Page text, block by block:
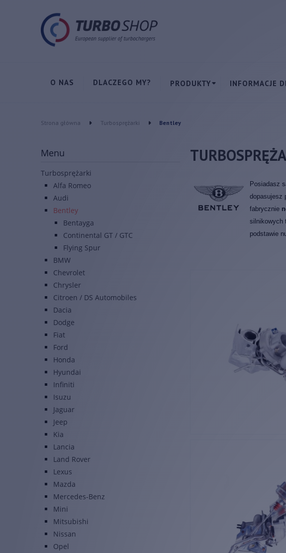
O NAS DLACZEGO MY? PRODUKTY INFORMACJE
Strona główna Turbosprężarki Bentley
Menu
Turbosprężarki
Alfa Romeo
Audi
Bentley
Bentayga
Continental GT / GTC
Flying Spur
BMW
Chevrolet
Chrysler
Citroen / DS Automobiles
Dacia
Dodge
Fiat
Ford
Honda
Hyundai
Infiniti
Isuzu
Jaguar
Jeep
Kia
Lancia
Land Rover
Lexus
Mazda
Mercedes-Benz
Mini
Mitsubishi
Nissan
Opel
Posiadasz
dopasujesz
fabrycznie
silnikowych
podstawie